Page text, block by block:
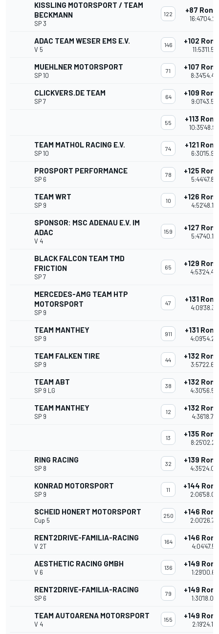
KISSLING MOTORSPORT / TEAM
BECKMANN
SP 3
122 +87
ADAC TEAM WESER EMS E.V.
V 5
146 +102
11:53'11.551
MUEHLNER MOTORSPORT
SP 10
71 +107
CLICKVERS.DE TEAM
SP 7
64 +109
55 +113
TEAM MATHOL RACING E.V.
SP 10
74 +121
PROSPORT PERFORMANCE
SP 6
78 +125
TEAM WRT
SP 9
10 +126
SPONSOR: MSC ADENAU E.V. IM
ADAC
V 4
159 +127
BLACK FALCON TEAM TMD
FRICTION
SP 7
65 +129
MERCEDES-AMG TEAM HTP
MOTORSPORT
SP 9
47 +131
TEAM MANTHEY
SP 9
911 +131
TEAM FALKEN TIRE
SP 9
44 +132
TEAM ABT
SP 9 LG
38 +132
TEAM MANTHEY
SP 9
12 +132
13 +135
RING RACING
SP 8
32 +139
KONRAD MOTORSPORT
SP 9
11 +144
SCHEID HONERT MOTORSPORT
Cup 5
250 +146
RENT2DRIVE-FAMILIA-RACING
V 2T
164 +146
AESTHETIC RACING GMBH
V 6
136 +149
RENT2DRIVE-FAMILIA-RACING
SP 6
79 +149
TEAM AUTOARENA MOTORSPORT
V 4
155 +149
2:19'24.167